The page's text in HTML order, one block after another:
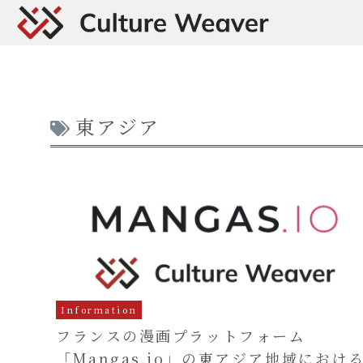
東アジア
Information
フランスの漫画プラットフォーム
「Mangas.io」の東アジア地域における